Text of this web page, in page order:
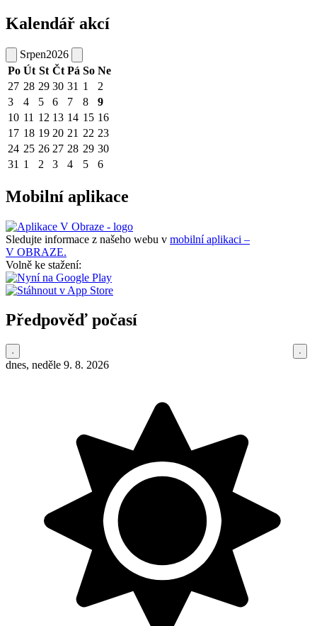
Kalendář akcí
Srpen2026
Po Út St Čt Pá So Ne
27 28 29 30 31 1
2
3
4 5 6 7 8
9
10 11 12 13 14 15 16
17 18 19 20 21 22 23
24 25 26 27 28 29 30
31 1 2 3 4 5 6
Mobilní aplikace
Sledujte informace z našeho webu v mobilní aplikaci –
V OBRAZE.
Volně ke stažení:
Předpověď počasí
dnes, neděle 9. 8. 2026